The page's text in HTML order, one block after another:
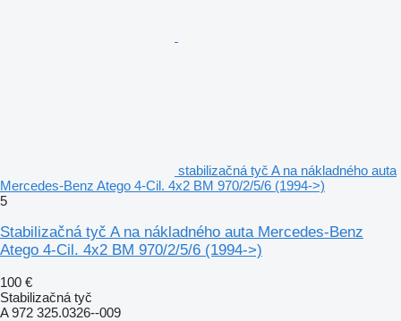
stabilizačná tyč A na nákladného auta
Mercedes-Benz Atego 4-Cil. 4x2 BM 970/2/5/6 (1994->)
5
Stabilizačná tyč A na nákladného auta Mercedes-Benz
Atego 4-Cil. 4x2 BM 970/2/5/6 (1994->)
100 €
Stabilizačná tyč
A 972 325.0326--009